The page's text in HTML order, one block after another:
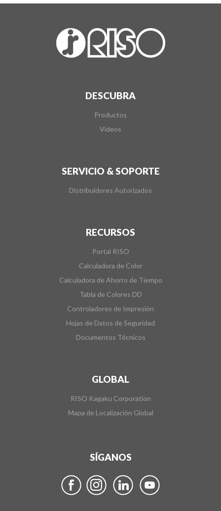
DESCUBRA
Productos
Videos
SERVICIO & SOPORTE
Distribuidores Autorizados
RECURSOS
Portal RISO
Calculadora de Color
Calculadora de Ahorro de Tiempo
Tabla de Colores DD
Controladores de Impresión
Hojas de Datos de Seguridad
Documentos Técnicos
GLOBAL
RISO Kagaku Corporation
Mapa de Localización Global
SÍGANOS